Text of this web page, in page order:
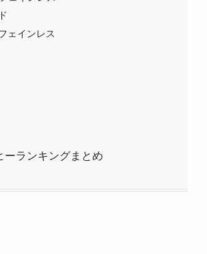
ェインレス
ーランキングまとめ